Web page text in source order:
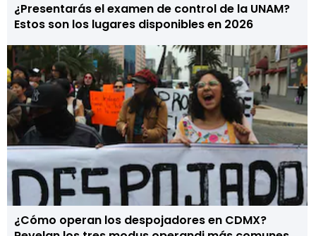
¿Presentarás el examen de control de la UNAM?
Estos son los lugares disponibles en 2026
¿Cómo operan los despojadores en CDMX?